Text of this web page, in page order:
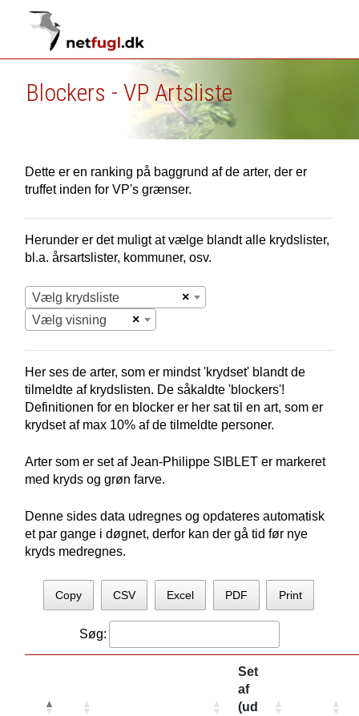
Blockers - VP Artsliste
Dette er en ranking på baggrund af de arter, der er
truffet inden for VP's grænser.
Herunder er det muligt at vælge blandt alle krydslister,
bl.a. årsartslister, kommuner, osv.
×
Vælg krydsliste
×
Vælg visning
Her ses de arter, som er mindst 'krydset' blandt de
tilmeldte af krydslisten. De såkaldte 'blockers'!
Definitionen for en blocker er her sat til en art, som er
krydset af max 10% af de tilmeldte personer.
Arter som er set af Jean-Philippe SIBLET er markeret
med kryds og grøn farve.
Denne sides data udregnes og opdateres automatisk
et par gange i døgnet, derfor kan der gå tid før nye
kryds medregnes.
Copy CSV Excel PDF Print
Søg:
Set
af
(ud